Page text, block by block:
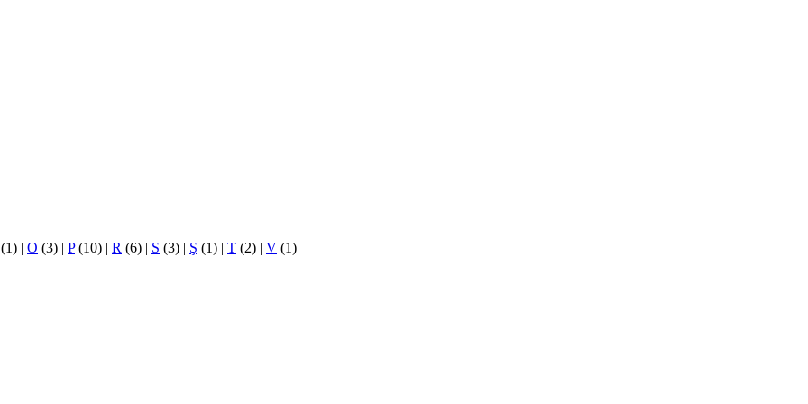
| O (3) | P(10) | R (6) | S (3) | Ş (1) | T (2) | V (1)